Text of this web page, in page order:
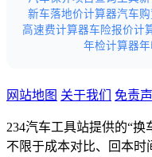
新车落地价计算器汽车
高速费计算器车险报价计
年检计算器
网站地图 关于我们 免责
234汽车工具站提供的“
不限于成本对比、回本时